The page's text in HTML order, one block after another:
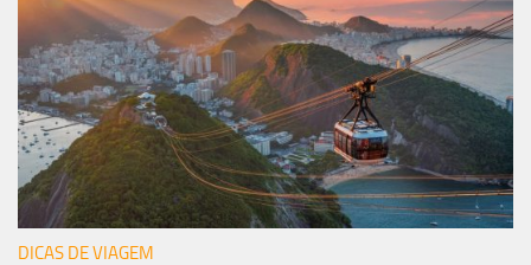
DICAS DE VIAGEM